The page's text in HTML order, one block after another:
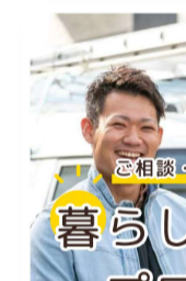
ハードルが下がり
と現場での信頼を
現場経験者が語る
実際に現場で働く
で任される仕事の
った」という声が
士や電験三種を取